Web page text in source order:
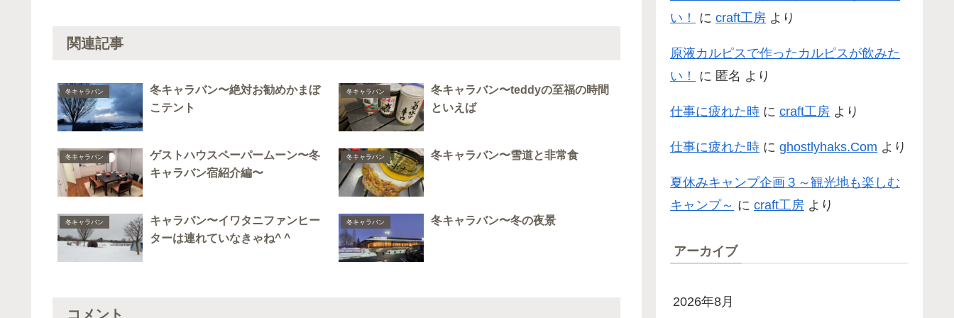
関連記事
冬キャラバン
冬キャラバン〜絶対お勧めかまぼ
こテント
冬キャラバン
冬キャラバン〜teddyの至福の時間
といえば
冬キャラバン
ゲストハウスペーパームーン〜冬
キャラバン宿紹介編〜
冬キャラバン 冬キャラバン〜雪道と非常食
冬キャラバン
キャラバン〜イワタニファンヒー
ターは連れていなきゃね^ ^
冬キャラバン 冬キャラバン〜冬の夜景
コメント
い！
に craft工房 より
原液カルピスで作ったカルピスが飲みた
い！
に 匿名 より
仕事に疲れた時 に craft工房 より
仕事に疲れた時 に ghostlyhaks.Com より
夏休みキャンプ企画３～観光地も楽しむ
キャンプ～ に craft工房 より
アーカイブ
2026年8月